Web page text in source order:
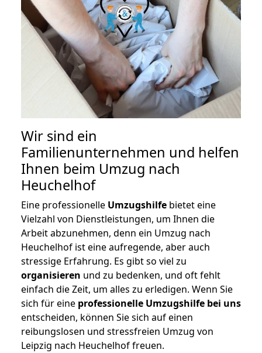
Wir sind ein
Familienunternehmen und helfen
Ihnen beim Umzug nach
Heuchelhof
Eine professionelle Umzugshilfe bietet eine
Vielzahl von Dienstleistungen, um Ihnen die
Arbeit abzunehmen, denn ein Umzug nach
Heuchelhof ist eine aufregende, aber auch
stressige Erfahrung. Es gibt so viel zu
organisieren und zu bedenken, und oft fehlt
einfach die Zeit, um alles zu erledigen. Wenn Sie
sich für eine professionelle Umzugshilfe bei uns
entscheiden, können Sie sich auf einen
reibungslosen und stressfreien Umzug von
Leipzig nach Heuchelhof freuen.